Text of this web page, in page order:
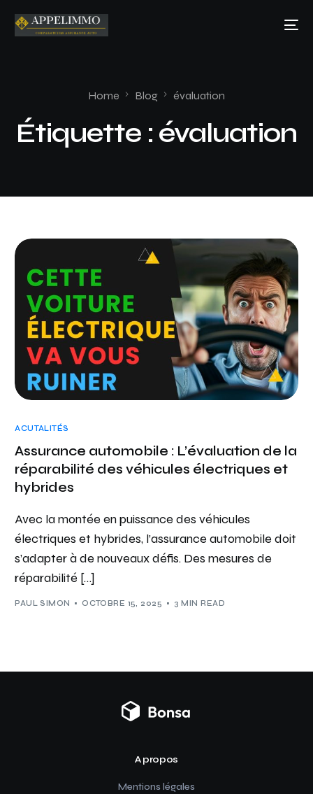
Home Blog évaluation
Étiquette : évaluation
ACUTALITÉS
Assurance automobile : L’évaluation de la
réparabilité des véhicules électriques et
hybrides
Avec la montée en puissance des véhicules
électriques et hybrides, l’assurance automobile doit
s’adapter à de nouveaux défis. Des mesures de
réparabilité […]
PAUL SIMON OCTOBRE 15, 2025 3 MIN READ
A propos
Mentions légales